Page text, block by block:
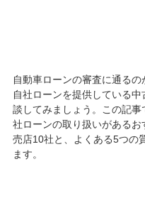
自動車ローンの審査に通るの
自社ローンを提供している中
談してみましょう。この記事
社ローンの取り扱いがあるお
売店10社と、よくある5つの
ます。